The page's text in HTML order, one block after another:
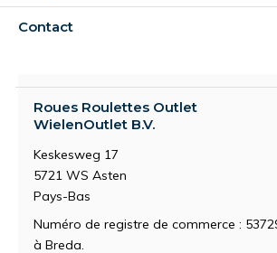
Contact
Roues Roulettes Outlet
WielenOutlet B.V.
Keskesweg 17
5721 WS Asten
Pays-Bas
Numéro de registre de commerce :
à Breda.